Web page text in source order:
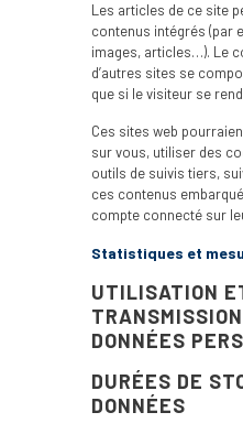
Les articles de ce site
contenus intégrés (par
images, articles…). Le
d’autres sites se
que si le visiteur se
Ces sites web
sur vous, utiliser des
outils de suivis tiers,
ces contenus
compte connecté sur
Statistiques et
UTILISATION
DONNÉES
DURÉES DE
DONNÉES